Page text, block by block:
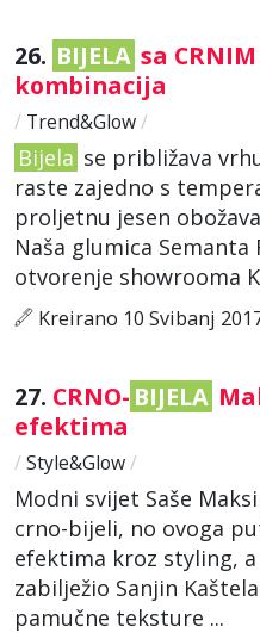
26. BIJELA sa
kombinacija
/ Trend&Glow/
Bijela se približava
raste zajedno s
proljetnu jesen
Naša glumica Semanta
otvorenje showrooma
Kreirano 10 Svibanj
27. CRNO- BIJELA
efektima
/ Style&Glow/
Modni svijet Saše
crno-bijeli, no ovoga
efektima kroz styling,
zabilježio Sanjin
pamučne teksture ...